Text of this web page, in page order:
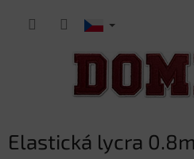
Elastická lycra